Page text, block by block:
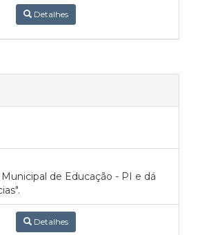
Detalhes
de Educação - PI e dá
Detalhes